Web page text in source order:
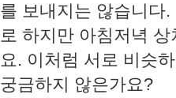
를 보내지는 않습니다
로 하지만 아침저녁
요. 이처럼 서로 비슷
궁금하지 않은가요?